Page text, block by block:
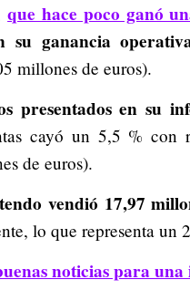
que hace poco ganó
su ganancia
millones de euros).
presentados en su
cayó un 5,5 % con
de euros).
vendió 17,97
lo que representa un
noticias para